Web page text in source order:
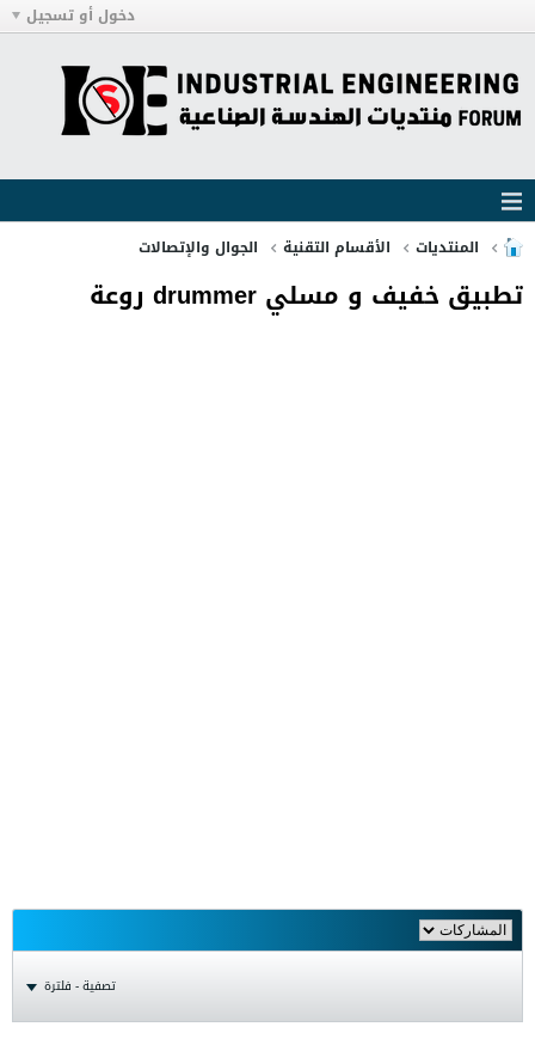
دخول أو تسجيل
المنتديات الأقسام التقنية الجوال والإتصالات
تطبيق خفيف و مسلي drummer روعة
تصفية - فلترة